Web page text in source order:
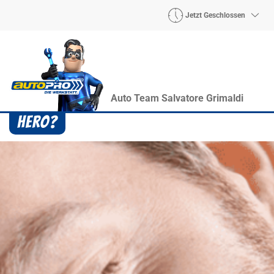
Jetzt Geschlossen
Auto Team Salvatore Grimaldi
Heroes? Findet man bei uns!
Wie auch wir bringen Handmaker Herby, Rollin‘
Robby und Engineering Esy mit ihrer Superpower
jeden Wagen wieder auf die Bahn.